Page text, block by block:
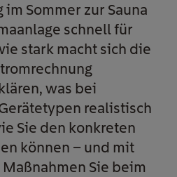
Sommer zur Sauna
schnell für
stark macht sich die
was bei
realistisch
Sie den konkreten
können – und mit
Sie beim